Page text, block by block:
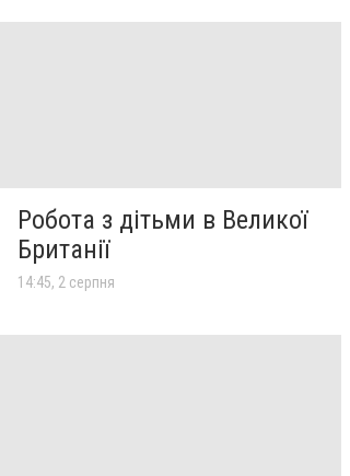
Робота з дітьми в Великої
Британії
14:45, 2 серпня